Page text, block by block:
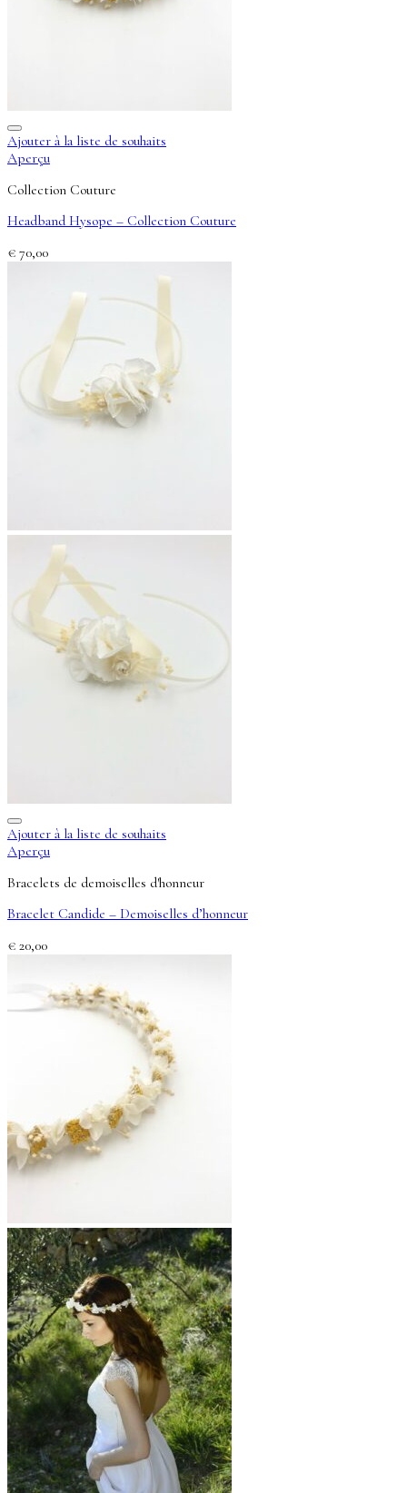
Ajouter à la liste de souhaits
Aperçu
Collection Couture
Headband Hysope – Collection Couture
€ 70,00
Ajouter à la liste de souhaits
Aperçu
Bracelets de demoiselles d'honneur
Bracelet Candide – Demoiselles d’honneur
€ 20,00